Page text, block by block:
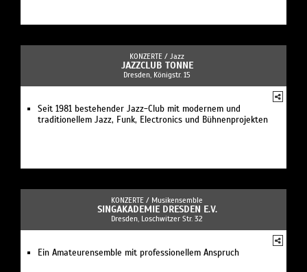
KONZERTE / Jazz
JAZZCLUB TONNE
Dresden, Königstr. 15
Seit 1981 bestehender Jazz-Club mit modernem und
traditionellem Jazz, Funk, Electronics und Bühnenprojekten
KONZERTE / Musikensemble
SINGAKADEMIE DRESDEN E.V.
Dresden, Loschwitzer Str. 32
Ein Amateurensemble mit professionellem Anspruch